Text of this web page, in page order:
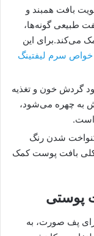
بافت همبند و
طبیعی گونه‌ها،
می‌کند.برای این
خواص سرم لیفتینگ
گردش خون و تغذیه
به چهره می‌شود،
است.
شدن رنگ
بافت پوست کمک
پوستی
پف صورت، به